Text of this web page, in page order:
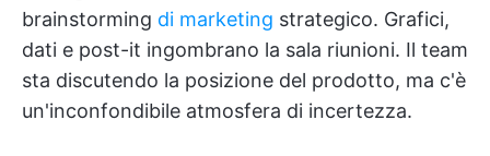
brainstorming di marketing strategico. Grafici,
dati e post-it ingombrano la sala riunioni. Il team
sta discutendo la posizione del prodotto, ma c'è
un'inconfondibile atmosfera di incertezza.